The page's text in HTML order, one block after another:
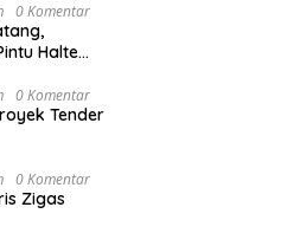
0 Komentar
Halte
0 Komentar
Tender
0 Komentar
Zigas